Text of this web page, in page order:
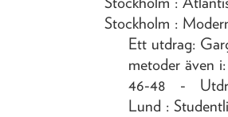
Stockholm :
Ett utdrag:
metoder även
46-48 -
Lund :